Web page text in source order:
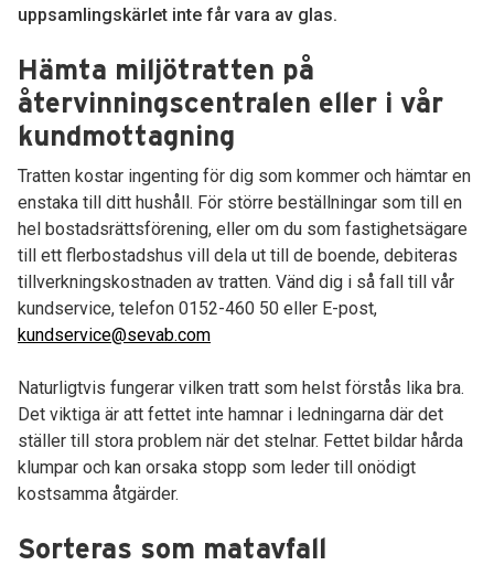
uppsamlingskärlet inte får vara av glas.
Hämta miljötratten på
återvinningscentralen eller i vår
kundmottagning
Tratten kostar ingenting för dig som kommer och hämtar en
enstaka till ditt hushåll. För större beställningar som till en
hel bostadsrättsförening, eller om du som fastighetsägare
till ett flerbostadshus vill dela ut till de boende, debiteras
tillverkningskostnaden av tratten. Vänd dig i så fall till vår
kundservice, telefon 0152-460 50 eller E-post,
kundservice@sevab.com
Naturligtvis fungerar vilken tratt som helst förstås lika bra.
Det viktiga är att fettet inte hamnar i ledningarna där det
ställer till stora problem när det stelnar. Fettet bildar hårda
klumpar och kan orsaka stopp som leder till onödigt
kostsamma åtgärder.
Sorteras som matavfall